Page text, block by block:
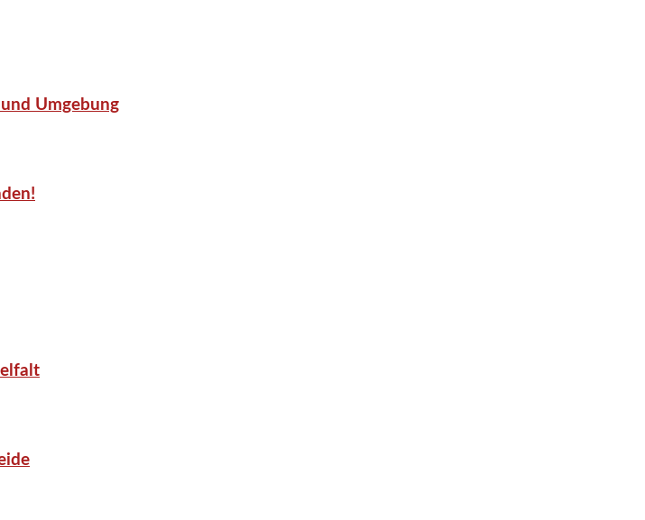
Umgebung